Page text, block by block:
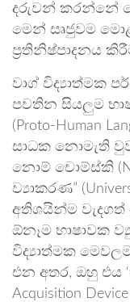
දරුවන් කරන්නේ
මෙන් සෘජුවම
ප්‍රතිනිෂ්පාදනය
වාග් විද්‍යාත්මක
පවතින සියලුම
(Proto-Human
සාධක නොමැති
නොම් චොම්ස්කි
ව්‍යාකරණ”
අතිශයින්ම
ඕනෑම භාෂාවක
විද්‍යාත්මක
එන අතර, ඔහු එය
Acquisition